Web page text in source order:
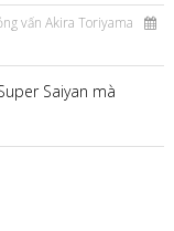
vấn Akira Toriyama
Saiyan mà